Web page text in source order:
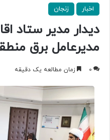
اخبار زنجان
دیدار مدیر ستاد
مدیرعامل برق
0 زمان مطالعه یک دقیقه